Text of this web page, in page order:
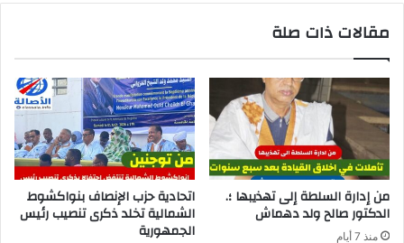
مقالات ذات صلة
من إدارة السلطة إلى تهذيبها ؛.
الدكتور صالح ولد دهماش
منذ 7 أيام
اتحادية حزب الإنصاف بنواكشوط
الشمالية تخلد ذكرى تنصيب رئيس
الجمهورية